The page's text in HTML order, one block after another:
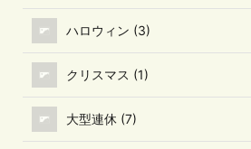
ハロウィン (3)
クリスマス (1)
大型連休 (7)